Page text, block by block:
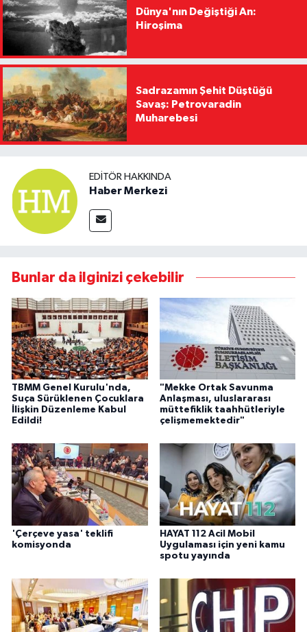
Dünya'nın Değiştiği An:
Hiroşima
Sadrazamın Şehit Düştüğü
Savaş: Petrovaradin
Muharebesi
EDITÖR HAKKINDA
Haber Merkezi
Bunlar da ilginizi çekebilir
TBMM Genel Kurulu'nda,
Suça Sürüklenen Çocuklara
İlişkin Düzenleme Kabul
Edildi!
"Mekke Ortak Savunma
Anlaşması, uluslararası
müttefiklik taahhütleriyle
çelişmemektedir"
'Çerçeve yasa' teklifi
komisyonda
HAYAT 112 Acil Mobil
Uygulaması için yeni kamu
spotu yayında